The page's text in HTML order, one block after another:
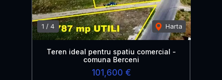
1 / 4 Harta
Teren ideal pentru spatiu comercial -
comuna Berceni
101,600 €